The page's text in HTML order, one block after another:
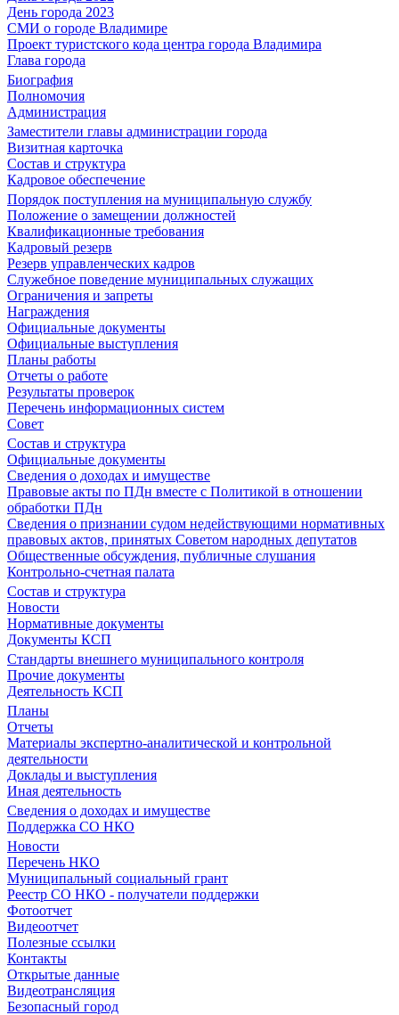
День города 2023
СМИ о городе Владимире
Проект туристского кода центра города Владимира
Глава города
Биография
Полномочия
Администрация
Заместители главы администрации города
Визитная карточка
Состав и структура
Кадровое обеспечение
Порядок поступления на муниципальную службу
Положение о замещении должностей
Квалификационные требования
Кадровый резерв
Резерв управленческих кадров
Служебное поведение муниципальных служащих
Ограничения и запреты
Награждения
Официальные документы
Официальные выступления
Планы работы
Отчеты о работе
Результаты проверок
Перечень информационных систем
Совет
Состав и структура
Официальные документы
Сведения о доходах и имуществе
Правовые акты по ПДн вместе с Политикой в отношении
обработки ПДн
Сведения о признании судом недействующими нормативных
правовых актов, принятых Советом народных депутатов
Общественные обсуждения, публичные слушания
Контрольно-счетная палата
Состав и структура
Новости
Нормативные документы
Документы КСП
Стандарты внешнего муниципального контроля
Прочие документы
Деятельность КСП
Планы
Отчеты
Материалы экспертно-аналитической и контрольной
деятельности
Доклады и выступления
Иная деятельность
Сведения о доходах и имуществе
Поддержка СО НКО
Новости
Перечень НКО
Муниципальный социальный грант
Реестр СО НКО - получатели поддержки
Фотоотчет
Видеоотчет
Полезные ссылки
Контакты
Открытые данные
Видеотрансляция
Безопасный город